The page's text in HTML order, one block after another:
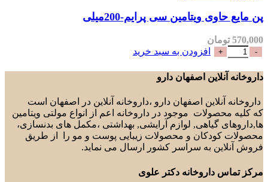
پن مایع حاوی ویتامین سی پرایم-200میلی
570,000 تومان
افزودن به سبد خرید
داروخانه آنلاین اصفهان دارو
داروخانه آنلاین اصفهان دارو ،داروخانه آنلاین در اصفهان است
که کلیه محصولات موجود در داروخانه اعم از انواع مولتی ویتامین
ها,داروهای گیاهی, لوازم آرایشی, بهداشتی ،مکمل های بدنسازی،
محصولات کودکان و محصولات زیبایی پوست و مو را از طریق
فروش آنلاین به سراسر کشور ارسال می نماید.
مرکز تماس داروخانه دکتر علوی